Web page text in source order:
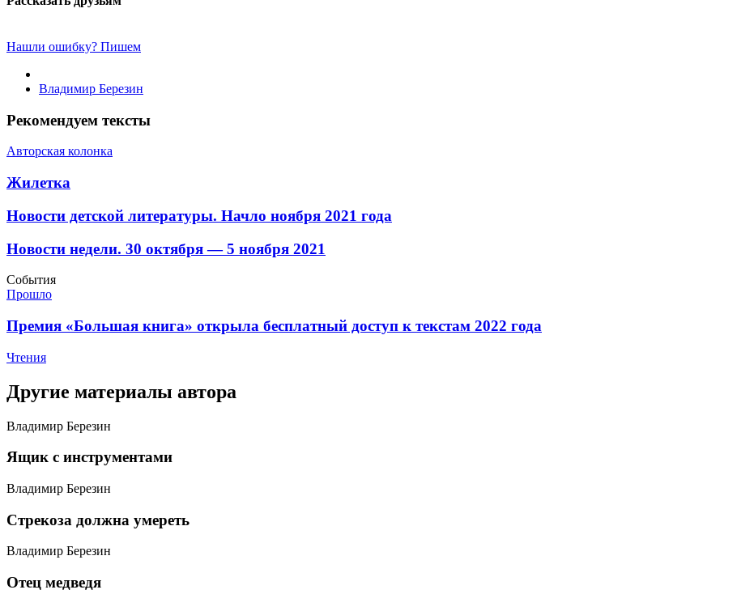
Нашли ошибку? Пишем
Владимир Березин
Рекомендуем тексты
Авторская колонка
​Жилетка
​Новости детской литературы. Начло ноября 2021 года
​Новости недели. 30 октября — 5 ноября 2021
События
Прошло
​Премия «Большая книга» открыла бесплатный доступ к текстам 2022 года
Чтения
Другие материалы автора
Владимир Березин
​Ящик с инструментами
Владимир Березин
​Стрекоза должна умереть
Владимир Березин
​Отец медведя